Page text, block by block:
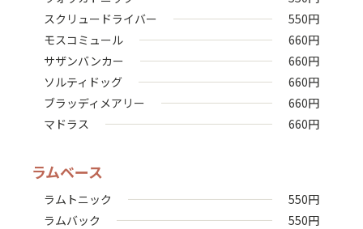
スクリュードライバー
550円
モスコミュール
660円
サザンバンカー
660円
ソルティドッグ
660円
ブラッディメアリー
660円
マドラス
660円
ラムベース
ラムトニック 550円
ラムバック
550円